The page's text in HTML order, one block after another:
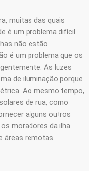
muitas das quais
é um problema difícil
não estão
é um problema que os
As luzes
de iluminação porque
Ao mesmo tempo,
de rua, como
alguns outros
moradores da ilha
áreas remotas.